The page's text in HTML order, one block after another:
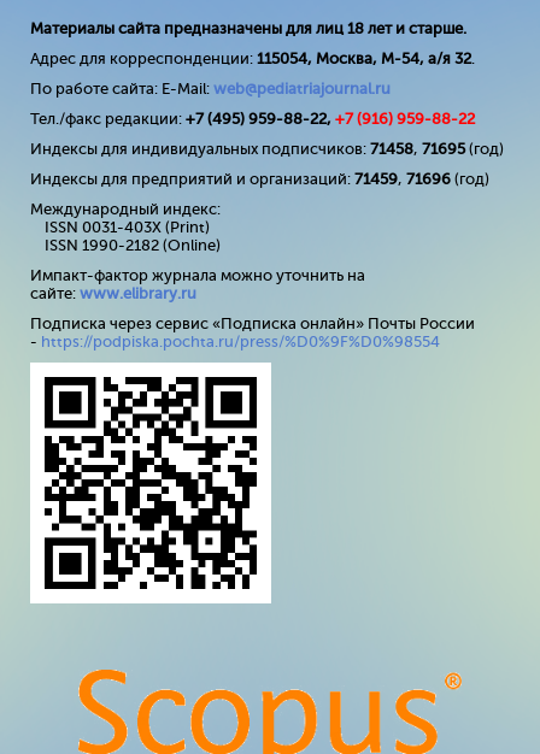
Материалы сайта предназначены для лиц 18 лет и старше.
Адрес для корреспонденции: 115054, Москва, М-54, а/я 32.
По работе сайта: E-Mail: web@pediatriajournal.ru
Тел./факс редакции: +7 (495) 959-88-22, +7 (916) 959-88-22
Индексы для индивидуальных подписчиков: 71458, 71695(год)
Индексы для предприятий и организаций: 71459, 71696 (год)
Международный индекс:
ISSN 0031-403X (Print)
ISSN 1990-2182 (Online)
Импакт-фактор журнала можно уточнить на
сайте: www.elibrary.ru
Подписка через сервис «Подписка онлайн» Почты России
- https://podpiska.pochta.ru/press/%D0%9F%D0%98554